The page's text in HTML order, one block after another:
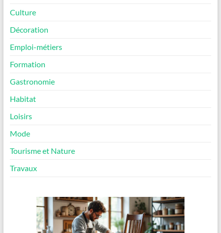
Culture
Décoration
Emploi-métiers
Formation
Gastronomie
Habitat
Loisirs
Mode
Tourisme et Nature
Travaux